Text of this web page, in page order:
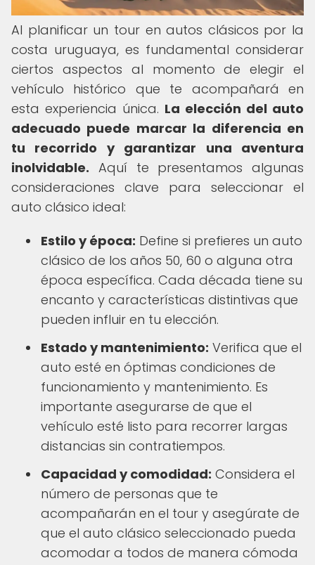
Al planificar un tour en autos clásicos por la
costa uruguaya, es fundamental considerar
ciertos aspectos al momento de elegir el
vehículo histórico que te acompañará en
esta experiencia única. La elección del auto
adecuado puede marcar la diferencia en
tu recorrido y garantizar una aventura
inolvidable. Aquí te presentamos algunas
consideraciones clave para seleccionar el
auto clásico ideal:
Estilo y época: Define si prefieres un auto
clásico de los años 50, 60 o alguna otra
época específica. Cada década tiene su
encanto y características distintivas que
pueden influir en tu elección.
Estado y mantenimiento: Verifica que el
auto esté en óptimas condiciones de
funcionamiento y mantenimiento. Es
importante asegurarse de que el
vehículo esté listo para recorrer largas
distancias sin contratiempos.
Capacidad y comodidad: Considera el
número de personas que te
acompañarán en el tour y asegúrate de
que el auto clásico seleccionado pueda
acomodar a todos de manera cómoda